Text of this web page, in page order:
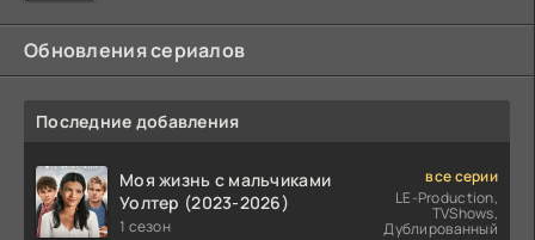
Обновления сериалов
Последние добавления
Моя жизнь с мальчиками
Уолтер (2023-2026)
1 сезон
все серии
LE-Production,
TVShows,
Дублированный